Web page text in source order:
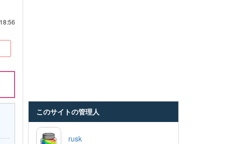
このサイトの管理人
rusk